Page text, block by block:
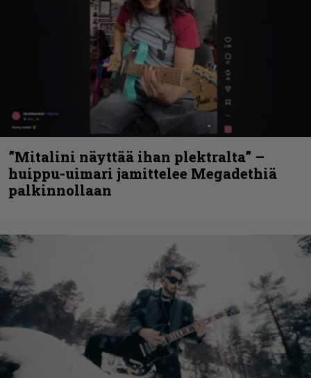
”Mitalini näyttää ihan plektralta” –
huippu-uimari jamittelee Megadethiä
palkinnollaan